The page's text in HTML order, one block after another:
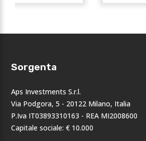
Sorgenta
Aps Investments S.r.l.
Via Podgora, 5 - 20122 Milano, Italia
P.Iva IT03893310163 - REA MI2008600
Capitale sociale: € 10.000